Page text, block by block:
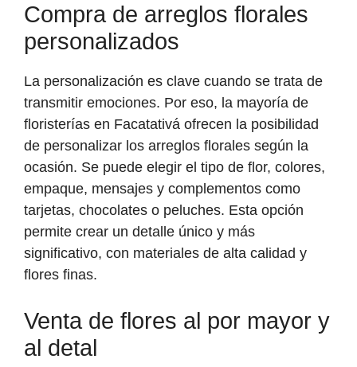
Compra de arreglos florales
personalizados
La personalización es clave cuando se trata de
transmitir emociones. Por eso, la mayoría de
floristerías en Facatativá ofrecen la posibilidad
de personalizar los arreglos florales según la
ocasión. Se puede elegir el tipo de flor, colores,
empaque, mensajes y complementos como
tarjetas, chocolates o peluches. Esta opción
permite crear un detalle único y más
significativo, con materiales de alta calidad y
flores finas.
Venta de flores al por mayor y
al detal